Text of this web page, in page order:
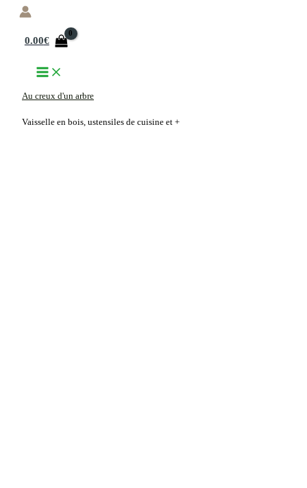
Aller
0.00€
Au creux d'un arbre
Vaisselle en bois, ustensiles de cuisine et +